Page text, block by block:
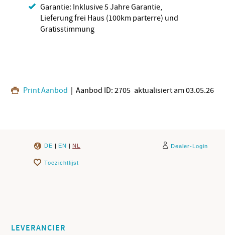
Garantie: Inklusive 5 Jahre Garantie,
Lieferung frei Haus (100km parterre) und
Gratisstimmung
Print Aanbod | Aanbod ID: 2705 aktualisiert am 03.05.26
DE | EN | NL Dealer-Login
Toezichtlijst
LEVERANCIER